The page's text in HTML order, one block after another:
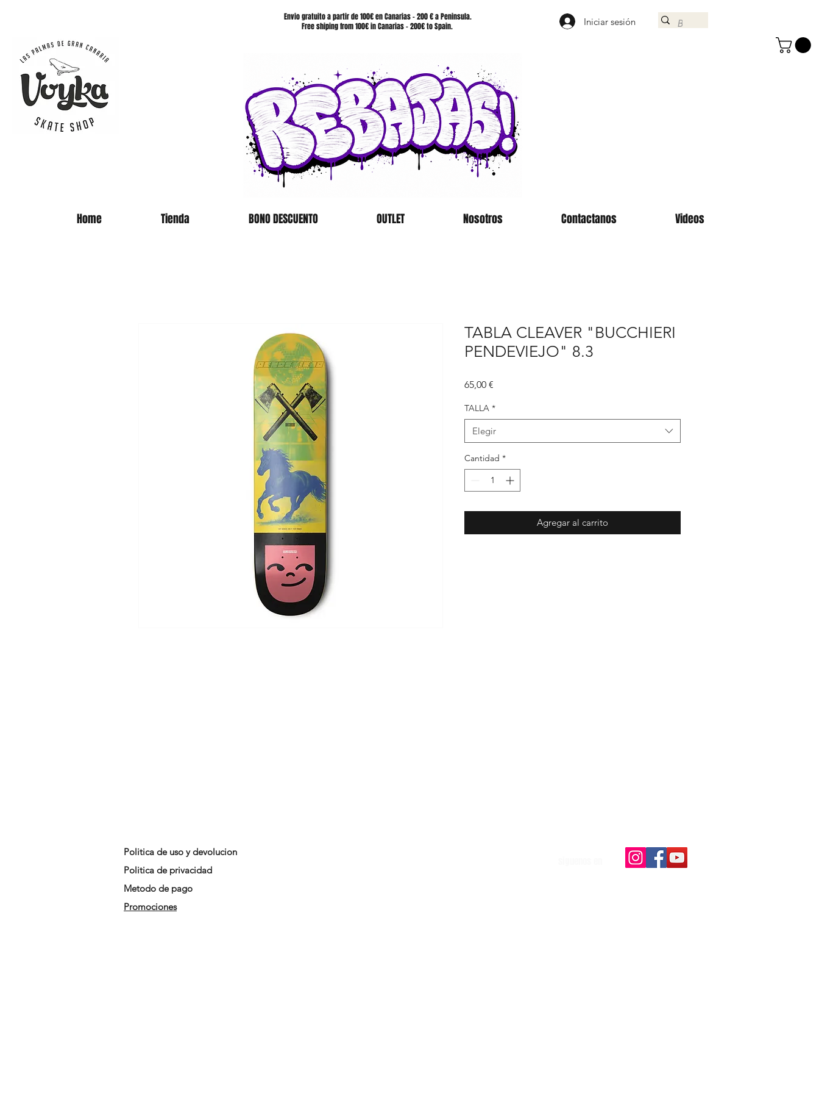
SKATE SHOPEnvio gratuito a partir de 100€ en Canarias - 200 € a Peninsula.
Free shiping from 100€ in Canarias - 200€ to Spain.
Iniciar sesión
Home Tienda BONO DESCUENTO OUTLET Nosotros Contactanos Videos
TABLA CLEAVER "BUCCHIERI
PENDEVIEJO" 8.3
65,00 €
TALLA *
Elegir
Cantidad *
Agregar al carrito
Politica de uso y devolucion
Politica de privacidad
Metodo de pago
Promociones